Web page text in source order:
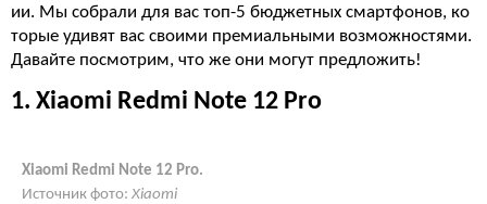
ии. Мы собрали для вас топ-5 бюджетных смартфонов, ко
торые удивят вас своими премиальными возможностями.
Давайте посмотрим, что же они могут предложить!
1. Xiaomi Redmi Note 12 Pro
Xiaomi Redmi Note 12 Pro.
Источник фото: Xiaomi